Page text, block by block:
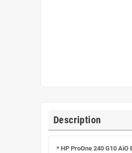
Description
* HP ProOne 240 G10